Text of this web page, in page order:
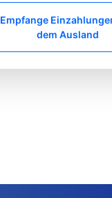
Empfange
dem Ausland